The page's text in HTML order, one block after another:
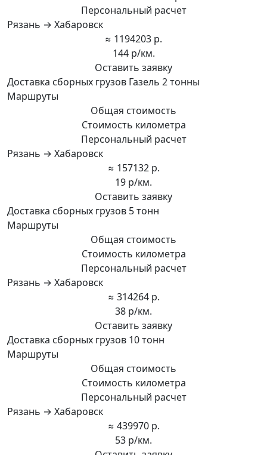
Персональный расчет
Рязань → Хабаровск
≈ 1194203 р.
144 р/км.
Оставить заявку
Доставка сборных грузов Газель 2 тонны
Маршруты
Общая стоимость
Стоимость километра
Персональный расчет
Рязань → Хабаровск
≈ 157132 р.
19 р/км.
Оставить заявку
Доставка сборных грузов 5 тонн
Маршруты
Общая стоимость
Стоимость километра
Персональный расчет
Рязань → Хабаровск
≈ 314264 р.
38 р/км.
Оставить заявку
Доставка сборных грузов 10 тонн
Маршруты
Общая стоимость
Стоимость километра
Персональный расчет
Рязань → Хабаровск
≈ 439970 р.
53 р/км.